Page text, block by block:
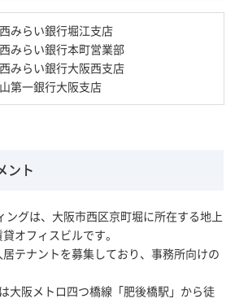
みらい銀行堀江支店
みらい銀行本町営業部
みらい銀行大阪西支店
第一銀行大阪支店
ント
ングは、大阪市西区京町堀に所在する地上
オフィスビルです。
テナントを募集しており、事務所向けの
大阪メトロ四つ橋線「肥後橋駅」から徒